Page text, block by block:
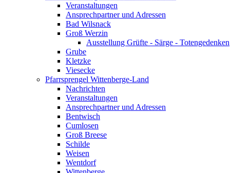
Veranstaltungen
Ansprechpartner und Adressen
Bad Wilsnack
Groß Werzin
Ausstellung Grüfte - Särge - Totengedenken
Grube
Kletzke
Viesecke
Pfarrsprengel Wittenberge-Land
Nachrichten
Veranstaltungen
Ansprechpartner und Adressen
Bentwisch
Cumlosen
Groß Breese
Schilde
Weisen
Wentdorf